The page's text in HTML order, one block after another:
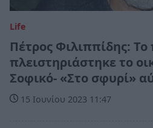
Life
Πέτρος Φιλιππίδης:
πλειστηριάστηκε το
Σοφικό- «Στο σφυρί»
15 Ιουνίου 2023 11:47